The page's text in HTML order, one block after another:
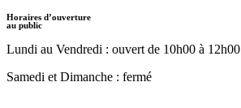
Horaires d’ouverture
au public
Lundi au Vendredi : ouvert de 10h00 à 12h00
Samedi et Dimanche : fermé